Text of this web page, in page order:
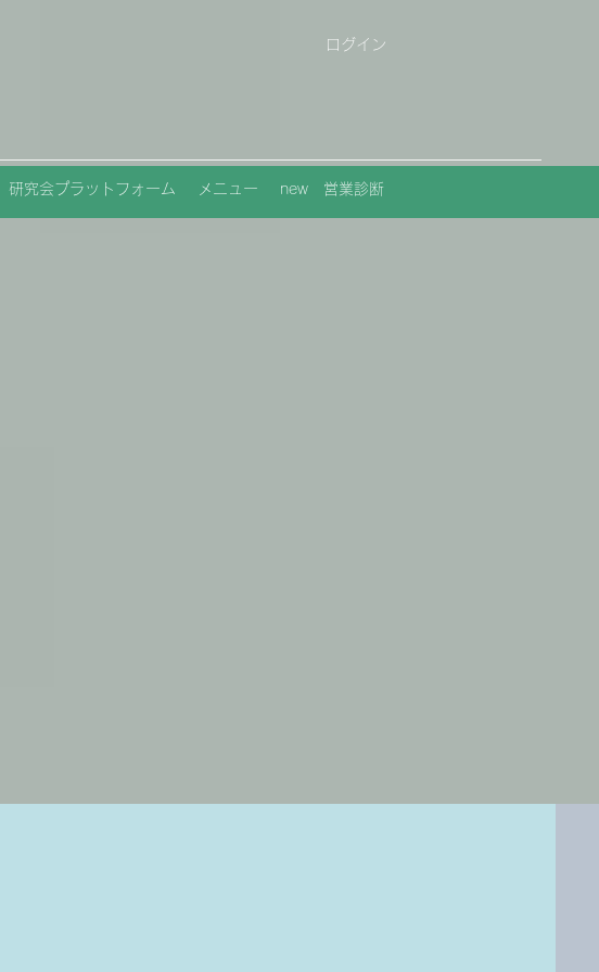
ログイン
研究会プラットフォーム メニュー new 営業診断